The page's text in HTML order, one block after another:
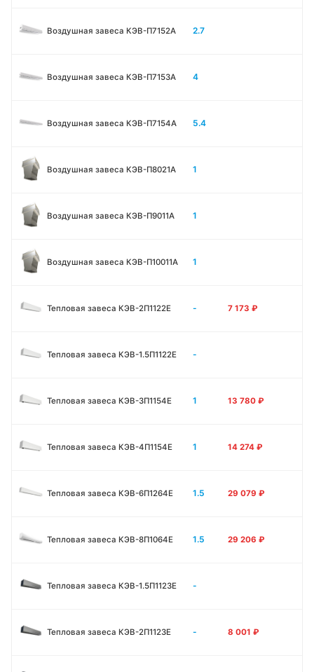
Воздушная завеса КЭВ-П7152A 2.7
Воздушная завеса КЭВ-П7153A 4
Воздушная завеса КЭВ-П7154A 5.4
Воздушная завеса КЭВ-П8021A 1
Воздушная завеса КЭВ-П9011A 1
Воздушная завеса КЭВ-П10011A 1
Тепловая завеса КЭВ-2П1122E - 7 173 ₽
Тепловая завеса КЭВ-1.5П1122E -
Тепловая завеса КЭВ-3П1154E 1 13 780 ₽
Тепловая завеса КЭВ-4П1154E 1 14 274 ₽
Тепловая завеса КЭВ-6П1264E 1.5 29 079 ₽
Тепловая завеса КЭВ-8П1064E 1.5 29 206 ₽
Тепловая завеса КЭВ-1.5П1123E -
Тепловая завеса КЭВ-2П1123E - 8 001 ₽